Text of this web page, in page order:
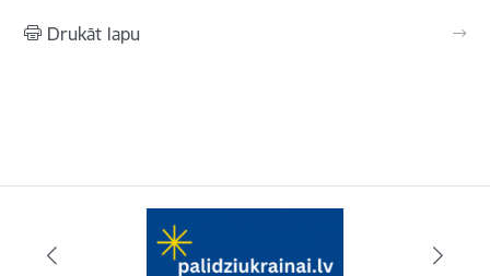
Drukāt lapu